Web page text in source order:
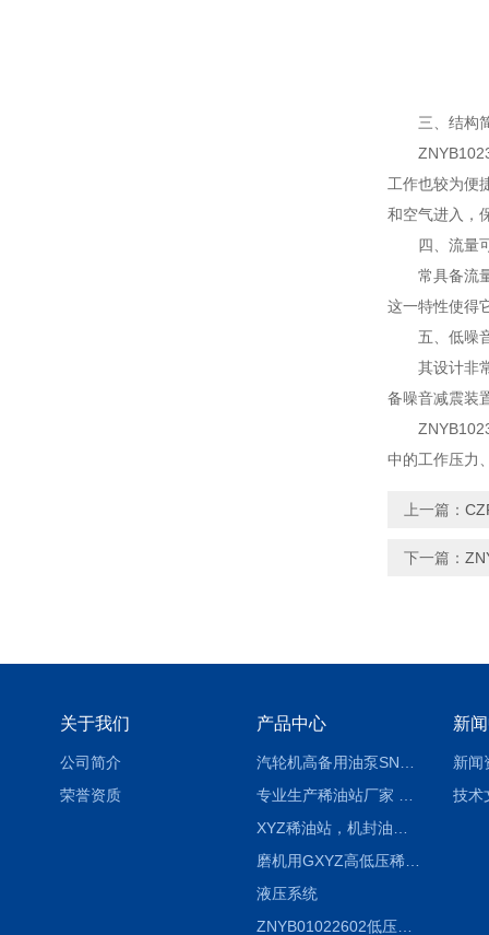
三、结构简
工作也较为便
和空气进入，
四、流量
常具备流量
这一特性使得
五、低噪音
其设计非常
备噪音减震装
中的工作压力
上一篇：
下一篇：
关于我们
公司简介
荣誉资质
产品中心
磨机用GXYZ高低压稀油站，静压油润滑系统
液压系统
ZNYB01022602低压螺杆泵
新
新闻
技术